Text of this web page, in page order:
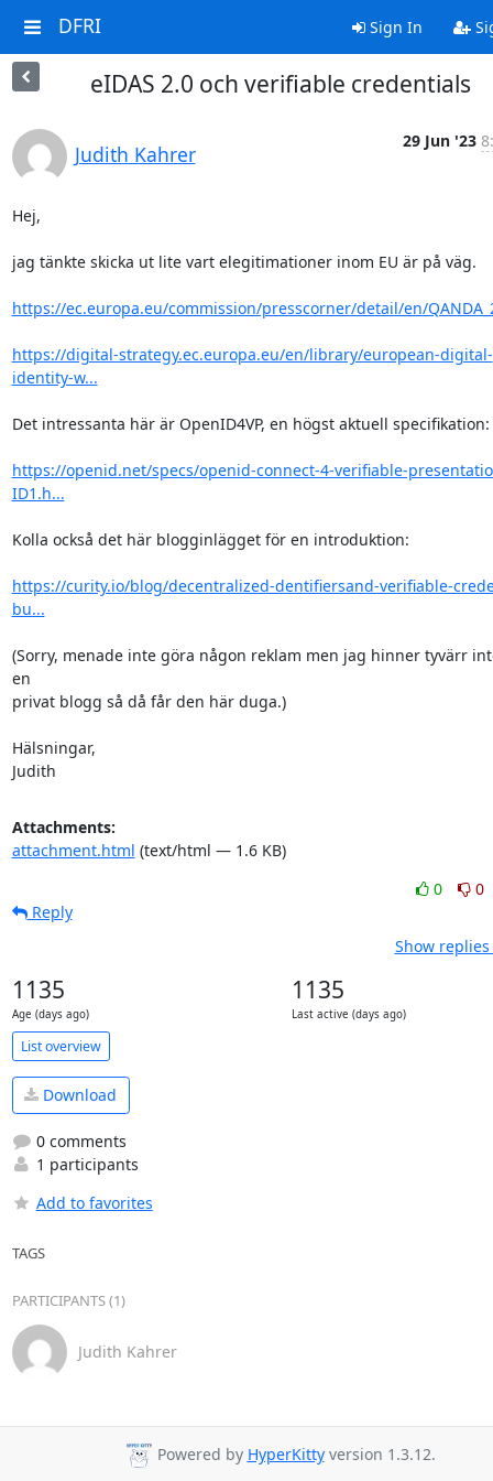
DFRI Sign In
eIDAS 2.0 och verifiable credentials
Judith Kahrer
29 Jun '23
Hej,
jag tänkte skicka ut lite vart elegitimationer inom EU är på väg.
https://ec.europa.eu/commission/presscorner/detail/en/
https://digital-strategy.ec.europa.eu/en/library/european-digital-
identity-w...
Det intressanta här är OpenID4VP, en högst aktuell specifikation:
https://openid.net/specs/openid-connect-4-verifiable-
ID1.h...
Kolla också det här blogginlägget för en introduktion:
https://curity.io/blog/decentralized-dentifiersand-verifiable-
bu...
(Sorry, menade inte göra någon reklam men jag hinner tyvärr
en
privat blogg så då får den här duga.)
Hälsningar,
Judith
Attachments:
attachment.html (text/html — 1.6 KB)
0
0
Reply
Show
1135
Age (days ago)
1135
Last active (days ago)
List overview
Download
0 comments
1 participants
Add to favorites
TAGS
PARTICIPANTS (1)
Judith Kahrer
Powered by HyperKittyversion 1.3.12.